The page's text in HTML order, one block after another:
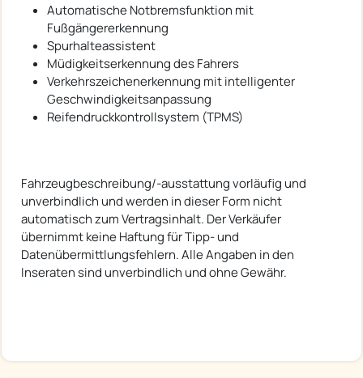
Automatische Notbremsfunktion mit
Fußgängererkennung
Spurhalteassistent
Müdigkeitserkennung des Fahrers
Verkehrszeichenerkennung mit intelligenter
Geschwindigkeitsanpassung
Reifendruckkontrollsystem (TPMS)
Fahrzeugbeschreibung/-ausstattung vorläufig und
unverbindlich und werden in dieser Form nicht
automatisch zum Vertragsinhalt. Der Verkäufer
übernimmt keine Haftung für Tipp- und
Datenübermittlungsfehlern. Alle Angaben in den
Inseraten sind unverbindlich und ohne Gewähr.